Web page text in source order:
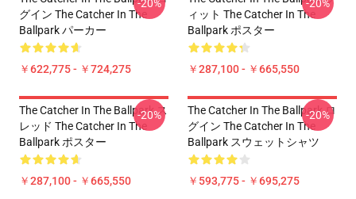
グイン The Catcher In The
Ballpark パーカー
￥622,775 - ￥724,275
-20%
ィット The Catcher In The
Ballpark ポスター
￥287,100 - ￥665,550
-20%
The Catcher In The Ballpark ス
レッド The Catcher In The
Ballpark ポスター
￥287,100 - ￥665,550
-20%
The Catcher In The Ballpark ロ
グイン The Catcher In The
Ballpark スウェットシャツ
￥593,775 - ￥695,275
-20%